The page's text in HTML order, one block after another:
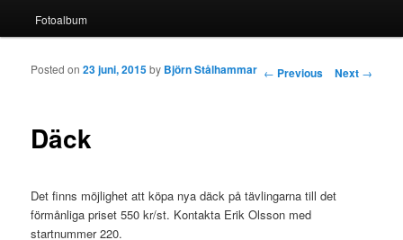
Fotoalbum
Post navigation
← Previous Next →
Däck
Posted on23 juni, 2015by Björn Stålhammar
Det finns möjlighet att köpa nya däck på tävlingarna till det
förmånliga priset 550 kr/st. Kontakta Erik Olsson med
startnummer 220.